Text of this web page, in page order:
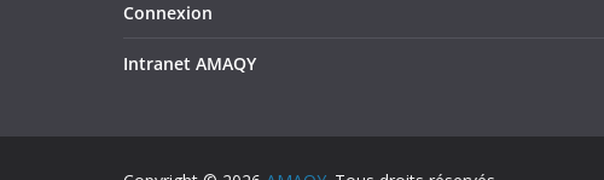
Connexion
Intranet AMAQY